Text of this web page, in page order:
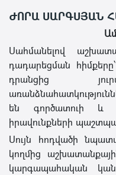
ԺՈՐԱ ՍԱՐԳՍՅԱՆ
Սահմանելով
դադարեցման
դրանցից
են գործատուի և
իրավունքների
Սույն հոդվածի
կողմից
կարգապահական